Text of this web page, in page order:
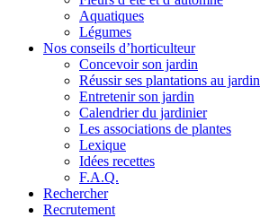
Aquatiques
Légumes
Nos conseils d’horticulteur
Concevoir son jardin
Réussir ses plantations au jardin
Entretenir son jardin
Calendrier du jardinier
Les associations de plantes
Lexique
Idées recettes
F.A.Q.
Rechercher
Recrutement